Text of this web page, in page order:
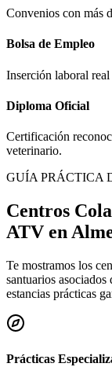
Convenios con más
Bolsa de Empleo
Inserción laboral real
Diploma Oficial
Certificación
veterinario.
GUÍA PRÁCTICA
Centros
ATV en
Te mostramos los
santuarios asociados
estancias prácticas
Prácticas